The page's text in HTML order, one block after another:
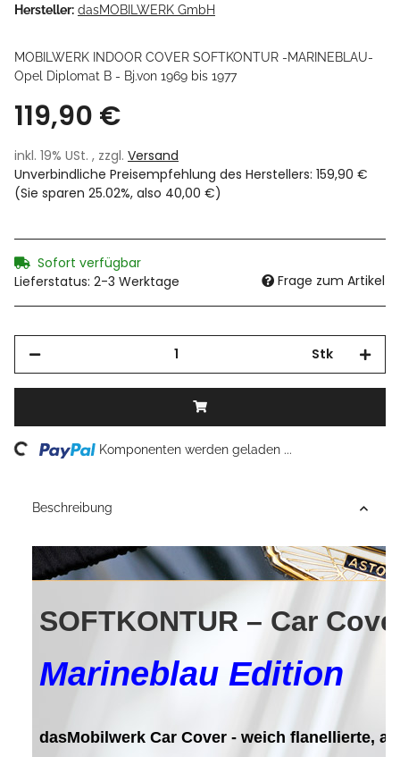
Hersteller: dasMOBILWERK GmbH
MOBILWERK INDOOR COVER SOFTKONTUR -MARINEBLAU-
Opel Diplomat B - Bj.von 1969 bis 1977
119,90 €
inkl. 19% USt. , zzgl. Versand
Unverbindliche Preisempfehlung des Herstellers: 159,90 €
(Sie sparen 25.02%, also 40,00 €)
Sofort verfügbar
Lieferstatus: 2-3 Werktage
Frage zum Artikel
Stk
Komponenten werden geladen ...
Beschreibung